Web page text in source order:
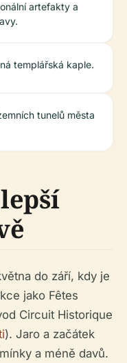
artefakty a
templářská kaple.
tunelů města
do září, kdy je
jako Fêtes
Circuit Historique
). Jaro a začátek
a méně davů.